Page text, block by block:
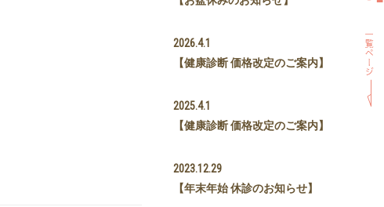
2026.4.1
【健康診断 価格改定のご案内】
2025.4.1
【健康診断 価格改定のご案内】
2023.12.29
【年末年始 休診のお知らせ】